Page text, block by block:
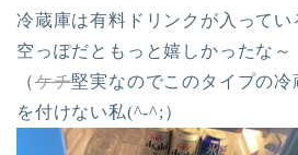
冷蔵庫は有料ドリンクが入ってい
空っぽだともっと嬉しかったな～
（ケチ堅実なのでこのタイプの
を付けない私(^-^;）